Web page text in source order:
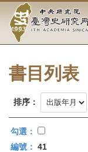
要
中
央
研
究
院-
臺
書目列表
排序：
勾選：
編號： 41